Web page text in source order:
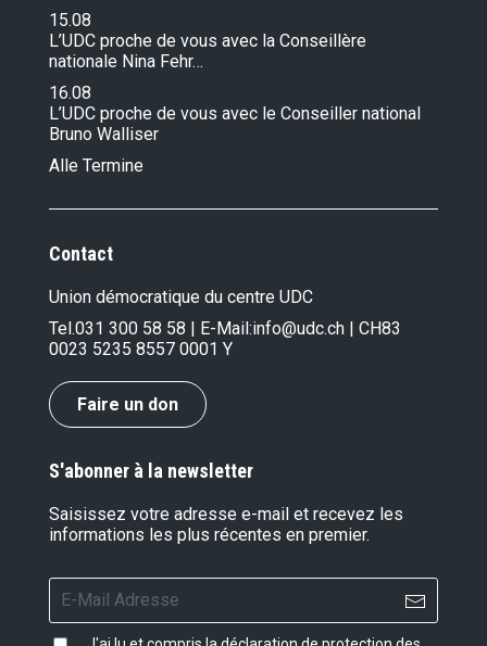
15.08
L’UDC proche de vous avec la Conseillère
nationale Nina Fehr…
16.08
L’UDC proche de vous avec le Conseiller national
Bruno Walliser
Alle Termine
Contact
Union démocratique du centre UDC
Tel.031 300 58 58 | E-Mail:info@udc.ch | CH83
0023 5235 8557 0001 Y
Faire un don
S'abonner à la newsletter
Saisissez votre adresse e-mail et recevez les
informations les plus récentes en premier.